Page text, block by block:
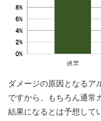
ダメージの原因となるア
ですから、もちろん通常
結果になるとは予想して